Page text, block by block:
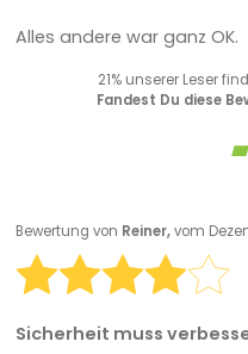
Alles andere war ganz OK.
21% unserer Leser
Fandest Du diese
Bewertung von Reiner,vom
Sicherheit muss